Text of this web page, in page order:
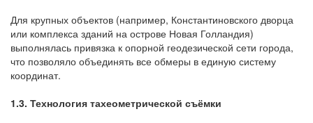
Для крупных объектов (например, Константиновского дворца
или комплекса зданий на острове Новая Голландия)
выполнялась привязка к опорной геодезической сети города,
что позволяло объединять все обмеры в единую систему
координат.
1.3. Технология тахеометрической съёмки